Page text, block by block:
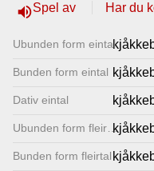
volume_upSpel av Har du
Ubunden form eintal
Bunden form eintal
Dativ eintal
Ubunden form fleirtal
Bunden form fleirtal
oss